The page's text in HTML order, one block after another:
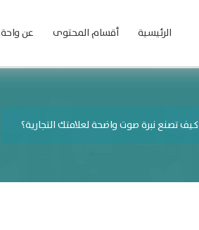
الرئيسية أقسام المحتوى عن واحة
كيف تصنع نبرة صوت واضحة لعلامتك التجارية؟